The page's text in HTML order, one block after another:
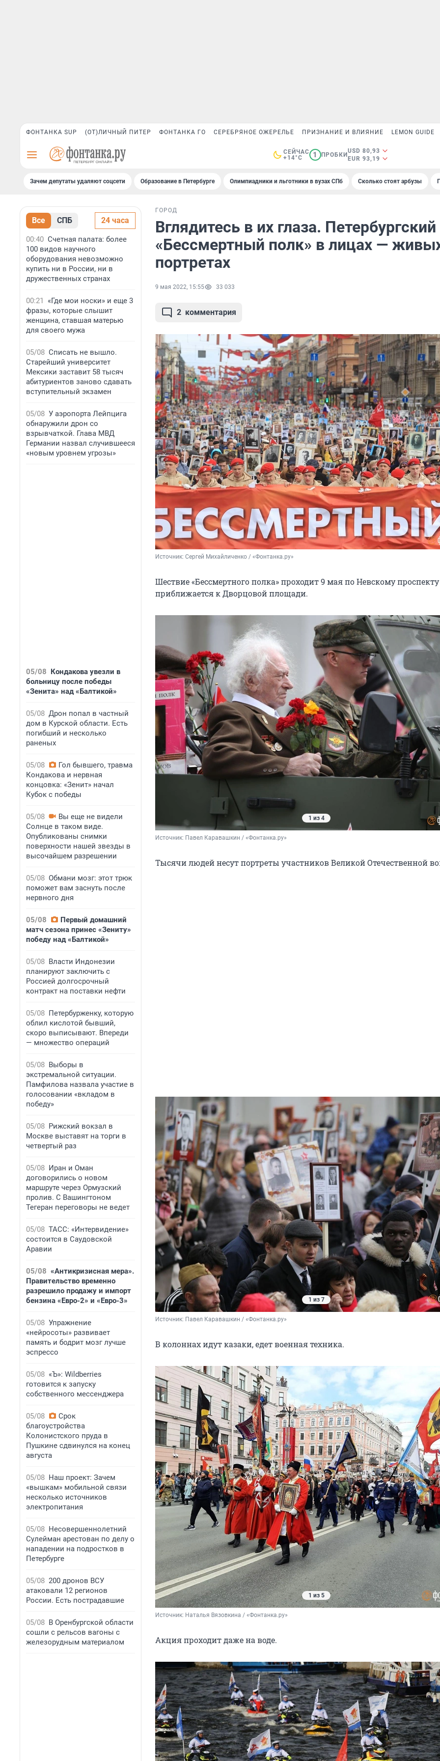
ФОНТАНКА SUP (ОТ)ЛИЧНЫЙ ПИТЕР ФОНТАНКА ГО СЕРЕБРЯНОЕ ОЖЕРЕЛЬЕ ПРИЗНАНИЕ И ВЛИЯНИЕ LEMON GUIDE
СЕЙЧАС
+14°C
1 ПРОБКИ
USD 80,93
EUR 93,19
Зачем депутаты удаляют соцсети Образование в Петербурге Олимпиадники и льготники в вузах СПб Сколько стоят арбузы
Все СПБ 24 часа
00:40 Счетная палата: более
100 видов научного
оборудования невозможно
купить ни в России, ни в
дружественных странах
00:21
«Где мои носки» и еще 3
фразы, которые слышит
женщина, ставшая матерью
для своего мужа
05/08 Списать не вышло.
Старейший университет
Мексики заставит 58 тысяч
абитуриентов заново сдавать
вступительный экзамен
05/08 У аэропорта Лейпцига
обнаружили дрон со
взрывчаткой. Глава МВД
Германии назвал случившееся
«новым уровнем угрозы»
05/08 Кондакова увезли в
больницу после победы
«Зенита» над «Балтикой»
05/08 Дрон попал в частный
дом в Курской области. Есть
погибший и несколько
раненых
05/08
Гол бывшего, травма
Кондакова и нервная
концовка: «Зенит» начал
Кубок с победы
05/08
Вы еще не видели
Солнце в таком виде.
Опубликованы снимки
поверхности нашей звезды в
высочайшем разрешении
05/08 Обмани мозг: этот трюк
поможет вам заснуть после
нервного дня
05/08
Первый домашний
матч сезона принес «Зениту»
победу над «Балтикой»
05/08 Власти Индонезии
планируют заключить с
Россией долгосрочный
контракт на поставки нефти
05/08 Петербурженку, которую
облил кислотой бывший,
скоро выписывают. Впереди
— множество операций
05/08 Выборы в
экстремальной ситуации.
Памфилова назвала участие в
голосовании «вкладом в
победу»
05/08 Рижский вокзал в
Москве выставят на торги в
четвертый раз
05/08 Иран и Оман
договорились о новом
маршруте через Ормузский
пролив. С Вашингтоном
Тегеран переговоры не ведет
05/08 ТАСС: «Интервидение»
состоится в Саудовской
Аравии
05/08 «Антикризисная мера».
Правительство временно
разрешило продажу и импорт
бензина «Евро-2» и «Евро-3»
05/08 Упражнение
«нейросоты» развивает
память и бодрит мозг лучше
эспрессо
05/08 «Ъ»: Wildberries
готовится к запуску
собственного мессенджера
05/08
Срок
благоустройства
Колонистского пруда в
Пушкине сдвинулся на конец
августа
05/08 Наш проект: Зачем
«вышкам» мобильной связи
несколько источников
электропитания
05/08 Несовершеннолетний
Сулейман арестован по делу о
нападении на подростков в
Петербурге
05/08 200 дронов ВСУ
атаковали 12 регионов
России. Есть пострадавшие
05/08 В Оренбургской области
сошли с рельсов вагоны с
железорудным материалом
ГОРОД
Вглядитесь в их глаза. Петербургский
«Бессмертный полк» в лицах —
портретах
9 мая 2022, 15:55 33 033
2 комментария
Источник: Сергей Михайличенко / «Фонтанка.ру»
Шествие «Бессмертного полка» проходит 9 мая по Невскому
приближается к Дворцовой площади.
1 из 4
Источник: Павел Каравашкин / «Фонтанка.ру»
Тысячи людей несут портреты участников Великой Отечественной
1 из 7
Источник: Павел Каравашкин / «Фонтанка.ру»
В колоннах идут казаки, едет военная техника.
1 из 5
Источник: Наталья Вязовкина / «Фонтанка.ру»
Акция проходит даже на воде.